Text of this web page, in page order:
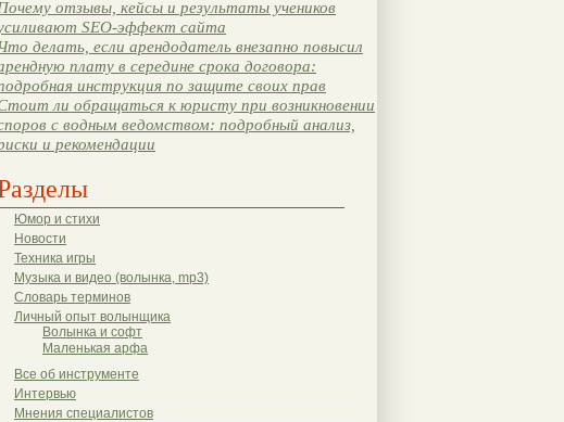
отзывы, кейсы и результаты учеников
SEO-эффект сайта
Что делать, если арендодатель внезапно повысил
плату в середине срока договора:
инструкция по защите своих прав
ли обращаться к юристу при возникновении
с водным ведомством: подробный анализ,
и рекомендации
Юмор и стихи
Новости
Техника игры
Музыка и видео (волынка, mp3)
Словарь терминов
Личный опыт волынщика
Волынка и софт
Маленькая арфа
Все об инструменте
Интервью
Мнения специалистов